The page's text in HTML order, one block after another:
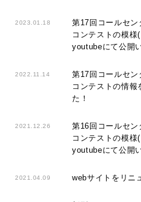
2023.01.18
第17回コールセン
コンテストの模様
youtubeにて公開
2022.11.14
第17回コールセン
コンテストの情報
た！
2021.12.26
第16回コールセン
コンテストの模様
youtubeにて公開
2021.04.09 webサイトをリニ